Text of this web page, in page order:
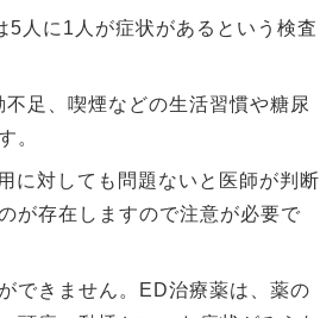
人に1人が症状があるという検査
足、喫煙などの生活習慣や糖尿
。
に対しても問題ないと医師が判断
が存在しますので注意が必要で
できません。ED治療薬は、薬の